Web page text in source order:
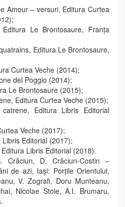
Amour – versuri, Editura Curtea
Le Brontosaure, Franța
Editura Le Brontosaure,
Curtea Veche (2014);
del Poggio (2014);
Le Brontosaure (2015);
Editura Curtea Veche (2015);
Editura Libris Editorial
Veche (2017);
Editorial (2017);
Libris Editorial (2018).
Crăciun, D. Crăciun-Costin –
de azi, Iași: Porțile Orientului,
V. Zografi, Doru Munteanu,
Nicolae Stoie, A.I. Brumaru,